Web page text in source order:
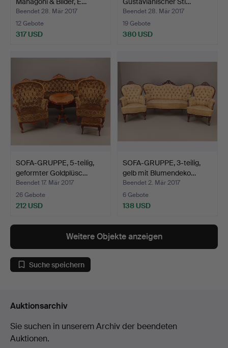
Beendet 28. Mär 2017
12 Gebote
317 USD
Objekt
Beendet 28. Mär 2017
19 Gebote
380 USD
SOFA-GRUPPE, 5-teilig,
geformter Goldplüsc…
Beendet 17. Mär 2017
26 Gebote
212 USD
SOFA-GRUPPE, 3-teilig,
gelb mit Blumendeko…
Beendet 2. Mär 2017
6 Gebote
138 USD
Weitere Objekte anzeigen
Suche speichern
Auktionsarchiv
Sie suchen in unserem Archiv der beendeten
Auktionen.